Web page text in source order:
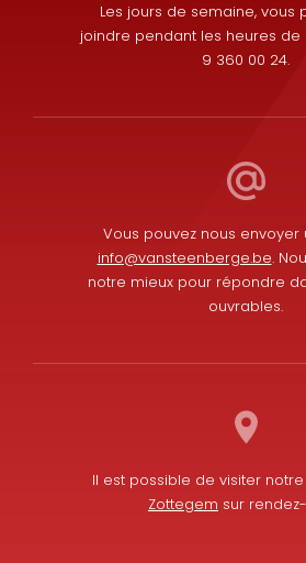
Les jours de semaine, vous
joindre pendant les heures de
9 360 00 24.
Vous pouvez nous
info@vansteenberge.be.
notre mieux pour répondre
ouvrables.
Il est possible de visiter notre
Zottegem sur